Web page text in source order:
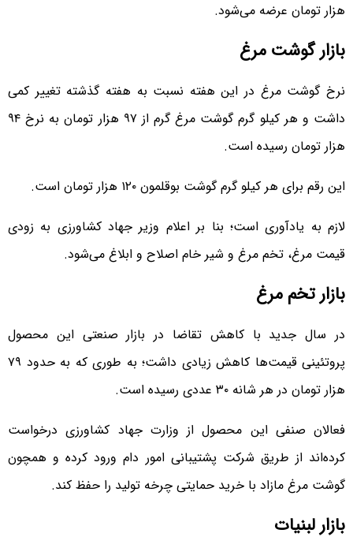
هزار تومان عرضه می‌شود.
بازار گوشت مرغ
نرخ گوشت مرغ در این هفته نسبت به هفته گذشته تغییر کمی
داشت و هر کیلو گرم گوشت مرغ گرم از ۹۷ هزار تومان به نرخ ۹۴
هزار تومان رسیده است.
این رقم برای هر کیلو گرم گوشت بوقلمون ۱۲۰ هزار تومان است.
لازم به یادآوری است؛ بنا بر اعلام وزیر جهاد کشاورزی به زودی
قیمت مرغ، تخم مرغ و شیر خام اصلاح و ابلاغ می‌شود.
بازار تخم مرغ
در سال جدید با کاهش تقاضا در بازار صنعتی این محصول
پروتئینی قیمت‌ها کاهش زیادی داشت؛ به طوری که به حدود ۷۹
هزار تومان در هر شانه ۳۰ عددی رسیده است.
فعالان صنفی این محصول از وزارت جهاد کشاورزی درخواست
کرده‌اند از طریق شرکت پشتیبانی امور دام ورود کرده و همچون
گوشت مرغ مازاد با خرید حمایتی چرخه تولید را حفظ کند.
بازار لبنیات